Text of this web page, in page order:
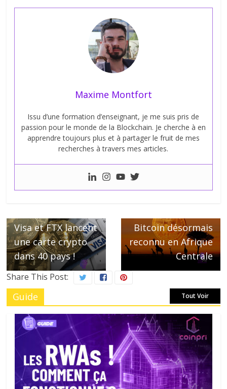
Maxime Montfort
Issu d’une formation d’enseignant, je me suis pris de
passion pour le monde de la Blockchain. Je cherche à en
apprendre toujours plus et à partager le fruit de mes
recherches à travers mes articles.
Visa et FTX lancent
une carte crypto
dans 40 pays !
Bitcoin désormais
reconnu en Afrique
Centrale
Share This Post:
Guide Tout Voir